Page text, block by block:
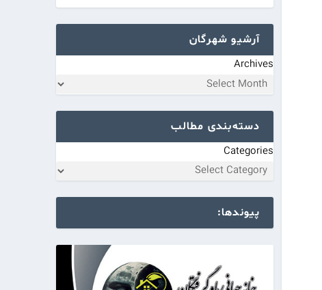
آرشیو شهرگان
Archives
دسته‌بندی مطالب
Categories
پیوندها: